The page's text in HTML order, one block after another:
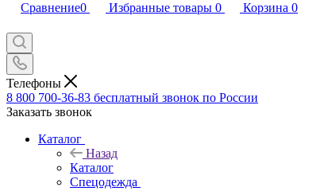
Сравнение0 Избранные товары 0 Корзина 0
Телефоны
8 800 700-36-83 бесплатный звонок по России
Заказать звонок
Каталог
Назад
Каталог
Спецодежда